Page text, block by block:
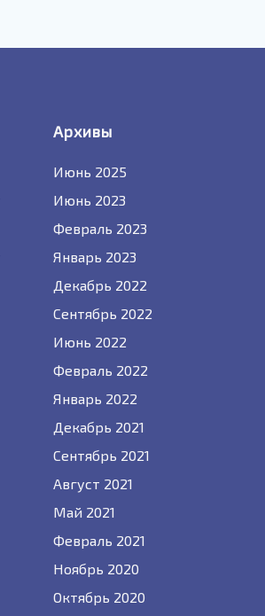
Архивы
Июнь 2025
Июнь 2023
Февраль 2023
Январь 2023
Декабрь 2022
Сентябрь 2022
Июнь 2022
Февраль 2022
Январь 2022
Декабрь 2021
Сентябрь 2021
Август 2021
Май 2021
Февраль 2021
Ноябрь 2020
Октябрь 2020